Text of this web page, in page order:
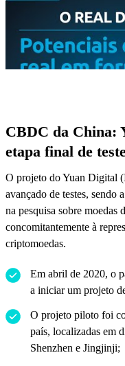
CBDC da China:
etapa final de
O projeto do Yuan Digital
avançado de testes, sendo
na pesquisa sobre
concomitantemente à
criptomoedas.
Em abril de 2020, o
a iniciar um projeto
O projeto piloto foi
país, localizadas em
Shenzhen e Jingjinji;